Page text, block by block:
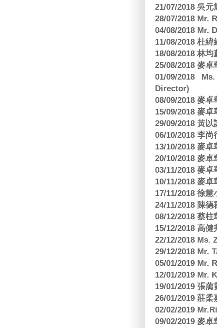
21/07/2018 吳元
28/07/2018 Mr.
04/08/2018 Mr.
11/08/2018 杜
18/08/2018 林
25/08/2018 麥
01/09/2018
Director)
08/09/2018 麥
15/09/2018 麥
29/09/2018 黃
06/10/2018 李
13/10/2018 麥
20/10/2018 麥
03/11/2018 麥
10/11/2018 麥
17/11/2018 徐
24/11/2018 陳
08/12/2018 蔡
15/12/2018 高
22/12/2018 Ms.
29/12/2018 Mr.
05/01/2019 Mr.
12/01/2019 Mr.
19/01/2019 張
26/01/2019 莊
02/02/2019
09/02/2019 麥